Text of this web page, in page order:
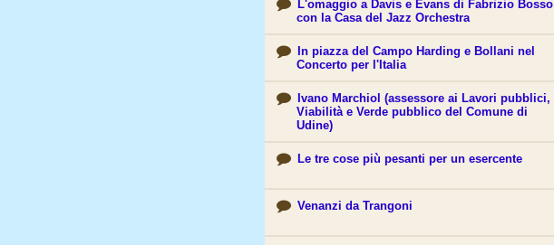
L'omaggio a Davis e Evans di Fabrizio Bosso
con la Casa del Jazz Orchestra
In piazza del Campo Harding e Bollani nel
Concerto per l'Italia
Ivano Marchiol (assessore ai Lavori pubblici,
Viabilità e Verde pubblico del Comune di
Udine)
Le tre cose più pesanti per un esercente
Venanzi da Trangoni